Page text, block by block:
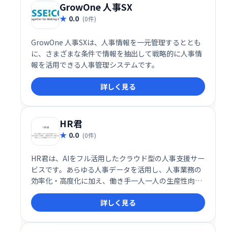
GrowOne 人事SX
0.0 (0件)
GrowOne 人事SXは、人事情報を一元管理するととも
に、さまざまな条件で情報を抽出して戦略的に人事情
報を活用できる人事管理システムです。
詳しく見る
HR君
0.0 (0件)
HR君は、AIをフル活用したクラウド型の人事支援サー
ビスです。あらゆる人事データを活用し、人事業務の
効率化・高度化に加え、働き手一人一人の生産性向上
もサポートします。
詳しく見る